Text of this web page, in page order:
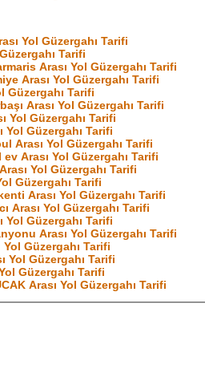
Yol Güzergahı Tarifi
Tarifi
Arası Yol Güzergahı Tarifi
Arası Yol Güzergahı Tarifi
Güzergahı Tarifi
Arası Yol Güzergahı Tarifi
Yol Güzergahı Tarifi
Yol Güzergahı Tarifi
Arası Yol Güzergahı Tarifi
Arası Yol Güzergahı Tarifi
Yol Güzergahı Tarifi
Güzergahı Tarifi
Arası Yol Güzergahı Tarifi
Arası Yol Güzergahı Tarifi
Yol Güzergahı Tarifi
Arası Yol Güzergahı Tarifi
Güzergahı Tarifi
Yol Güzergahı Tarifi
Güzergahı Tarifi
Arası Yol Güzergahı Tarifi